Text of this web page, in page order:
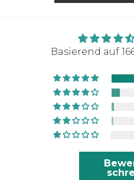
bekommen, mit
Text, dass sie
bearbeiten und
Problem ist. Ich
auch eine
meine neue
Zum thsirt selbst
Stoff, sauber
sehr bequem. Kann ich nur weiter
empfehlen
Basierend auf